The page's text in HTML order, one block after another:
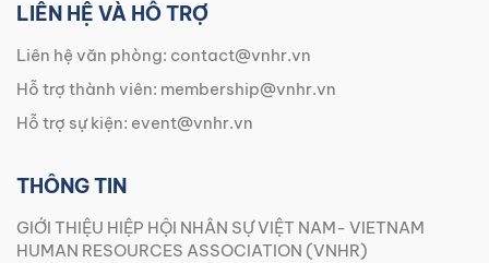
LIÊN HỆ VÀ HỖ TRỢ
Liên hệ văn phòng: contact@vnhr.vn
Hỗ trợ thành viên: membership@vnhr.vn
Hỗ trợ sự kiện: event@vnhr.vn
THÔNG TIN
GIỚI THIỆU HIỆP HỘI NHÂN SỰ VIỆT NAM- VIETNAM
HUMAN RESOURCES ASSOCIATION (VNHR)